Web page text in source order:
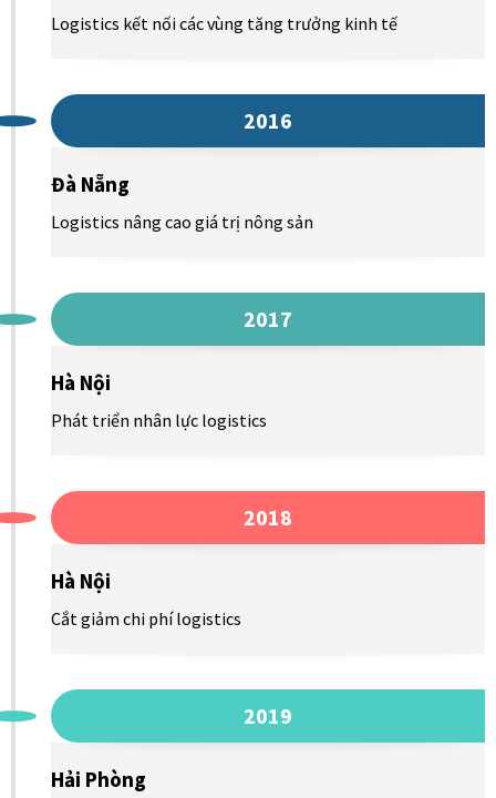
Logistics kết nối các vùng tăng trưởng kinh tế
2016
Đà Nẵng
Logistics nâng cao giá trị nông sản
2017
Hà Nội
Phát triển nhân lực logistics
2018
Hà Nội
Cắt giảm chi phí logistics
2019
Hải Phòng